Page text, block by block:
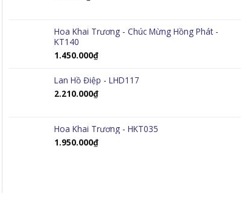
Hoa Khai Trương - Chúc Mừng Hồng Phát -
KT140
1.450.000₫
Lan Hồ Điệp - LHD117
2.210.000₫
Hoa Khai Trương - HKT035
1.950.000₫